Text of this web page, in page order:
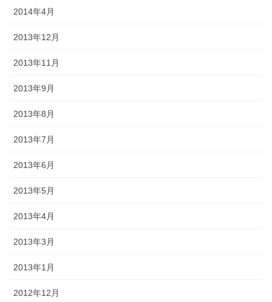
2014年4月
2013年12月
2013年11月
2013年9月
2013年8月
2013年7月
2013年6月
2013年5月
2013年4月
2013年3月
2013年1月
2012年12月